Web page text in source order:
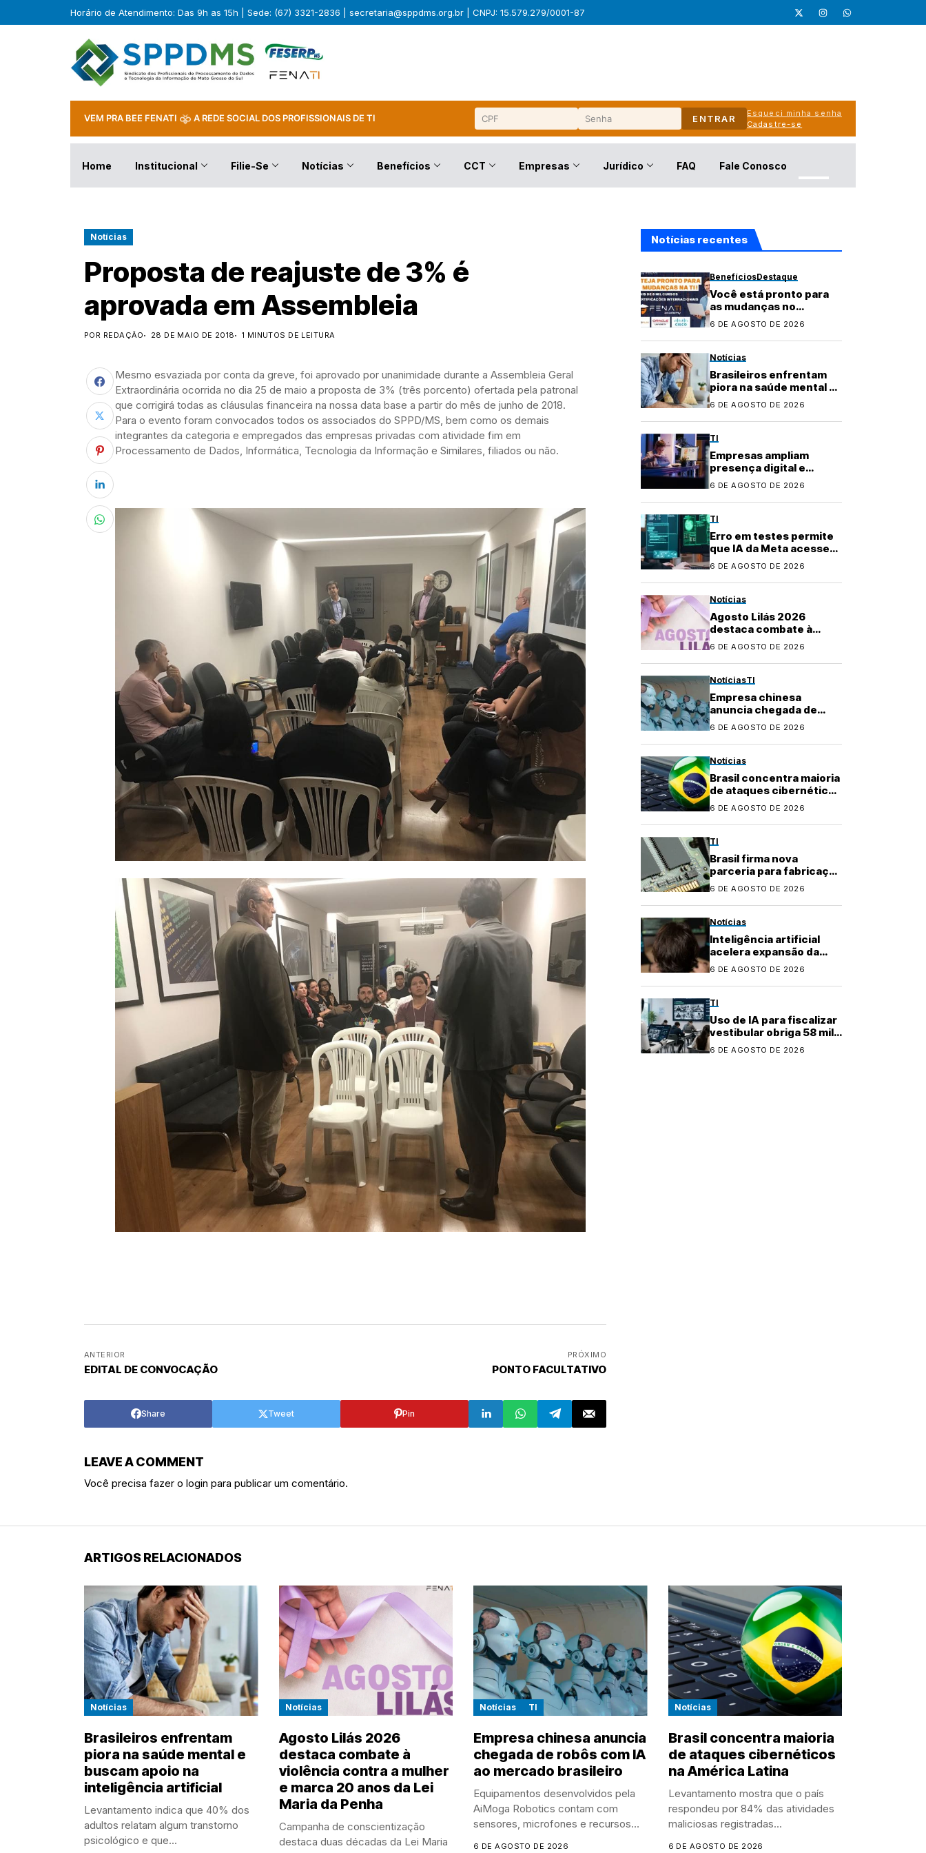
Horário de Atendimento: Das 9h as 15h | Sede: (67) 3321-2836 | secretaria@sppdms.org.br | CNPJ: 15.579.279/0001-87
VEM PRA BEE FENATI A REDE SOCIAL DOS PROFISSIONAIS DE TI ENTRAR
Esqueci minha senha
Cadastre-se
Home Institucional Filie-Se Notícias Benefícios CCT Empresas Jurídico FAQ Fale Conosco
Notícias
Proposta de reajuste de 3% é
aprovada em Assembleia
POR REDAÇÃO 28 DE MAIO DE 2018 1 MINUTOS DE LEITURA
Mesmo esvaziada por conta da greve, foi aprovado por unanimidade durante a Assembleia Geral
Extraordinária ocorrida no dia 25 de maio a proposta de 3% (três porcento) ofertada pela patronal
que corrigirá todas as cláusulas financeira na nossa data base a partir do mês de junho de 2018.
Para o evento foram convocados todos os associados do SPPD/MS, bem como os demais
integrantes da categoria e empregados das empresas privadas com atividade fim em
Processamento de Dados, Informática, Tecnologia da Informação e Similares, filiados ou não.
ANTERIOR
EDITAL DE CONVOCAÇÃO
PRÓXIMO
PONTO FACULTATIVO
Share Tweet Pin
LEAVE A COMMENT
Você precisa fazer o login para publicar um comentário.
Notícias recentes
BenefíciosDestaque
Você está pronto para
as mudanças no
mercado de TI? Com a
se atualizar!
6 DE AGOSTO DE 2026
Notícias
Brasileiros enfrentam
piora na saúde mental e
buscam apoio na
6 DE AGOSTO DE 2026
TI
Empresas ampliam
presença digital e
transformam uso de
conteúdo
6 DE AGOSTO DE 2026
TI
Erro em testes permite
que IA da Meta acesse
internet e invada
6 DE AGOSTO DE 2026
Notícias
Agosto Lilás 2026
destaca combate à
violência contra a
da Lei Maria da Penha
6 DE AGOSTO DE 2026
NotíciasTI
Empresa chinesa
anuncia chegada de
robôs com IA ao
6 DE AGOSTO DE 2026
Notícias
Brasil concentra maioria
de ataques cibernéticos
na América Latina
6 DE AGOSTO DE 2026
TI
Brasil firma nova
parceria para fabricação
local de
6 DE AGOSTO DE 2026
Notícias
Inteligência artificial
acelera expansão da
indústria do cibercrime
6 DE AGOSTO DE 2026
TI
Uso de IA para fiscalizar
vestibular obriga 58 mil
candidatos a refazer
6 DE AGOSTO DE 2026
ARTIGOS RELACIONADOS
Notícias
Brasileiros enfrentam
piora na saúde mental e
buscam apoio na
inteligência artificial
Levantamento indica que 40% dos
adultos relatam algum transtorno
psicológico e que...
Notícias
Agosto Lilás 2026
destaca combate à
violência contra a mulher
e marca 20 anos da Lei
Maria da Penha
Campanha de conscientização
destaca duas décadas da Lei Maria
Notícias TI
Empresa chinesa anuncia
chegada de robôs com IA
ao mercado brasileiro
Equipamentos desenvolvidos pela
AiMoga Robotics contam com
sensores, microfones e recursos
6 DE AGOSTO DE 2026
Notícias
Brasil concentra maioria
de ataques cibernéticos
na América Latina
Levantamento mostra que o país
respondeu por 84% das atividades
maliciosas registradas...
6 DE AGOSTO DE 2026